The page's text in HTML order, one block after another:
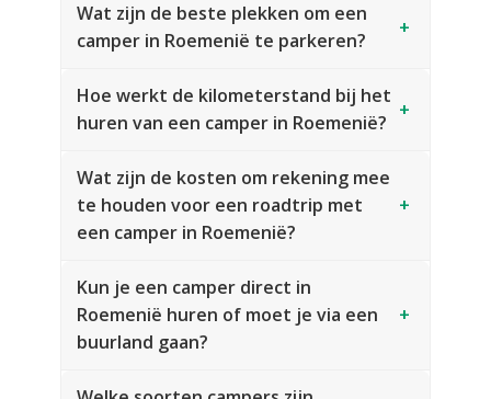
Wat zijn de beste plekken om een
camper in Roemenië te parkeren?
+
Hoe werkt de kilometerstand bij het
huren van een camper in Roemenië?
+
Wat zijn de kosten om rekening mee
te houden voor een roadtrip met
een camper in Roemenië?
+
Kun je een camper direct in
Roemenië huren of moet je via een
buurland gaan?
+